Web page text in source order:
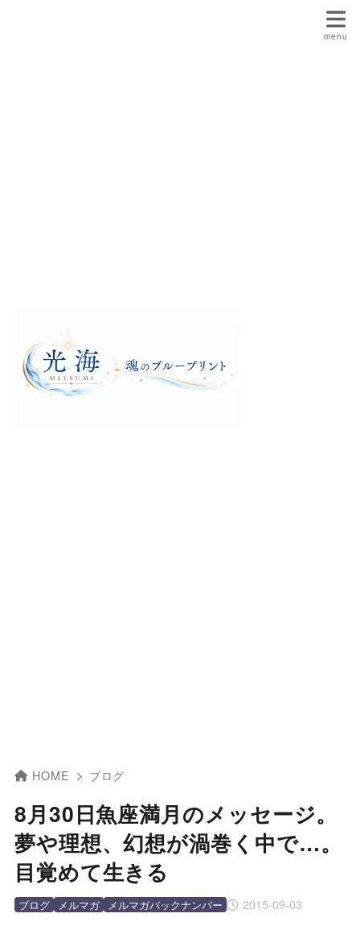
HOME ブログ
8月30日魚座満月のメッセージ。
夢や理想、幻想が渦巻く中で…。
目覚めて生きる
2015-09-03
ブログ メルマガ メルマガバックナンバー